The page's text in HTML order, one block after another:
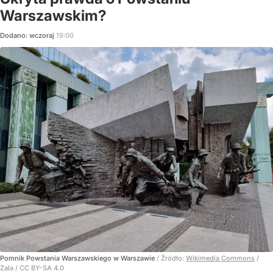
Warszawskim?
Dodano: wczoraj 19:00
Pomnik Powstania Warszawskiego w Warszawie / Źródło: Wikimedia Commons /
Zala / CC BY-SA 4.0